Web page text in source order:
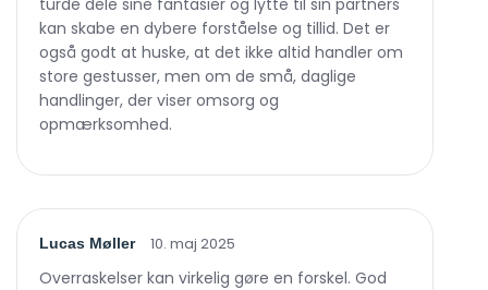
turde dele sine fantasier og lytte til sin partners
kan skabe en dybere forståelse og tillid. Det er
også godt at huske, at det ikke altid handler om
store gestusser, men om de små, daglige
handlinger, der viser omsorg og
opmærksomhed.
Lucas Møller 10. maj 2025
Overraskelser kan virkelig gøre en forskel. God